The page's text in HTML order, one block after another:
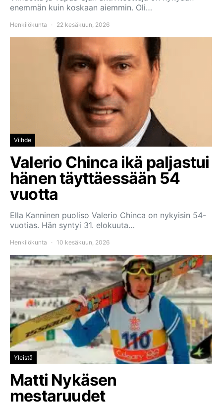
enemmän kuin koskaan aiemmin. Oli…
Henkilökunta 22 kesäkuun, 2026
Viihde
Valerio Chinca ikä paljastui
hänen täyttäessään 54
vuotta
Ella Kanninen puoliso Valerio Chinca on nykyisin 54-
vuotias. Hän syntyi 31. elokuuta…
Henkilökunta 10 kesäkuun, 2026
Yleistä
Matti Nykäsen
mestaruudet